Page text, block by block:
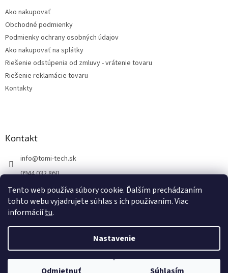
Tento web používa súbory cookie. Ďalším prechádzaním
tohto webu vyjadrujete súhlas s ich používaním. Viac
informáciítu.
Nastavenie
Ako nakupovať
Obchodné podmienky
Podmienky ochrany osobných údajov
Ako nakupovať na splátky
Riešenie odstúpenia od zmluvy - vrátenie tovaru
Riešenie reklamácie tovaru
Kontakty
Kontakt
info@tomi-tech.sk
0944 032 860
https://www.facebook.com/tomitechsk/
tomi__tech/
Vytvoril Shoptet